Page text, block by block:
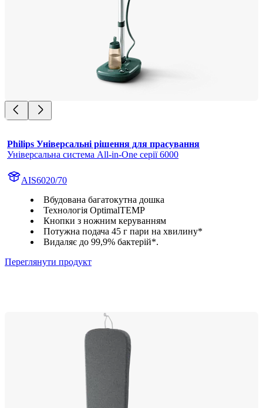
Philips Універсальні рішення для прасування
Універсальна система All-in-One серії 6000
AIS6020/70
Вбудована багатокутна дошка
Технологія OptimalTEMP
Кнопки з ножним керуванням
Потужна подача 45 г пари на хвилину*
Видаляє до 99,9% бактерій*.
Переглянути продукт